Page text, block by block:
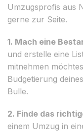
Umzugsprofis aus
gerne zur Seite.
1. Mach eine
und erstelle eine
mitnehmen
Budgetierung
Bulle.
2. Finde das
einem Umzug in